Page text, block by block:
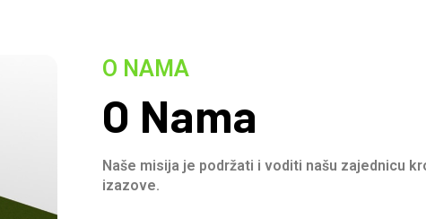
O NAMA
O Nama
Naše misija je podržati i voditi našu zajednicu
izazove.